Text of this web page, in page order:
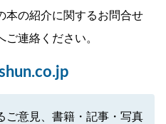
本の紹介に関するお問合せ
連絡ください。
ご意見、書籍・記事・写真